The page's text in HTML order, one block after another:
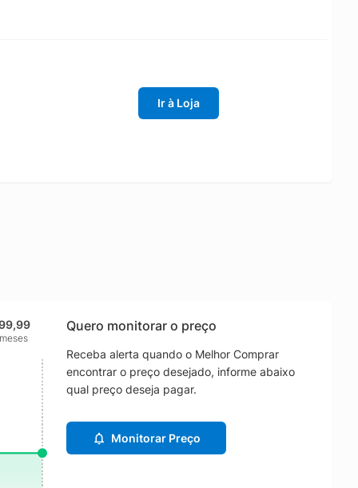
Ir à Loja
Quero monitorar o preço
Receba alerta quando o Melhor Comprar
encontrar o preço desejado, informe abaixo
qual preço deseja pagar.
Monitorar Preço